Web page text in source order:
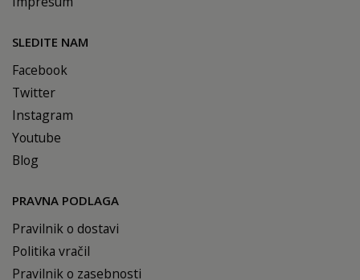
SLEDITE NAM
Facebook
Twitter
Instagram
Youtube
Blog
PRAVNA PODLAGA
Pravilnik o dostavi
Politika vračil
Pravilnik o zasebnosti